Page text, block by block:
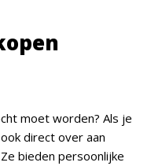
moet worden? Als je
direct over aan
bieden persoonlijke